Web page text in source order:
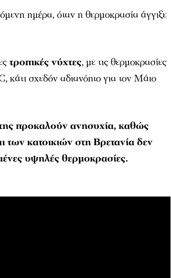
ημέρα, όταν η θερμοκρασία άγγιξε
τροπικές νύχτες, με τις θερμοκρασίες
σχεδόν αδιανόητο για τον Μάιο
προκαλούν ανησυχία, καθώς
κατοικιών στη Βρετανία δεν
υψηλές θερμοκρασίες.